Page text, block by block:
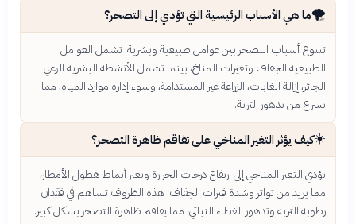
🌪️ما هي الأسباب الرئيسية التي تؤدي إلى التصحر؟
تتنوع أسباب التصحر بين عوامل طبيعية وبشرية. تشمل العوامل
الطبيعية الجفاف وتغيرات المناخ، بينما تشمل الأنشطة البشرية الرعي
الجائر، إزالة الغابات، الزراعة غير المستدامة، وسوء إدارة موارد المياه، مما
يسرع من تدهور التربة.
☀️كيف يؤثر التغير المناخي على تفاقم ظاهرة التصحر؟
يؤدي التغير المناخي إلى ارتفاع درجات الحرارة وتغير أنماط هطول الأمطار،
مما يزيد من تواتر وشدة فترات الجفاف. هذه الظروف تساهم في فقدان
رطوبة التربة وتدهور الغطاء النباتي، مما يفاقم ظاهرة التصحر بشكل كبير.